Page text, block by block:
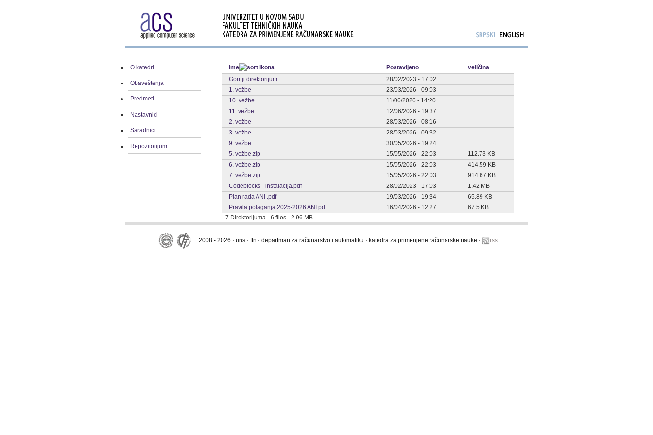
O katedri
Obaveštenja
Predmeti
Nastavnici
Saradnici
Repozitorijum
Ime Postavljeno
veličina
Gornji direktorijum
28/02/2023 - 17:02
1. vežbe
23/03/2026 - 09:03
10. vežbe
11/06/2026 - 14:20
11. vežbe
12/06/2026 - 19:37
2. vežbe
28/03/2026 - 08:16
3. vežbe
28/03/2026 - 09:32
9. vežbe
30/05/2026 - 19:24
5. vežbe.zip
15/05/2026 - 22:03
112.73 KB
6. vežbe.zip
15/05/2026 - 22:03
414.59 KB
7. vežbe.zip
15/05/2026 - 22:03
914.67 KB
Codeblocks - instalacija.pdf
28/02/2023 - 17:03
1.42 MB
Plan rada ANI .pdf
19/03/2026 - 19:34
65.89 KB
Pravila polaganja 2025-2026 ANI.pdf
16/04/2026 - 12:27
67.5 KB
- 7 Direktorijuma - 6 files - 2.96 MB
2008 - 2026 · uns · ftn · departman za računarstvo i automatiku · katedra za primenjene računarske nauke · rss